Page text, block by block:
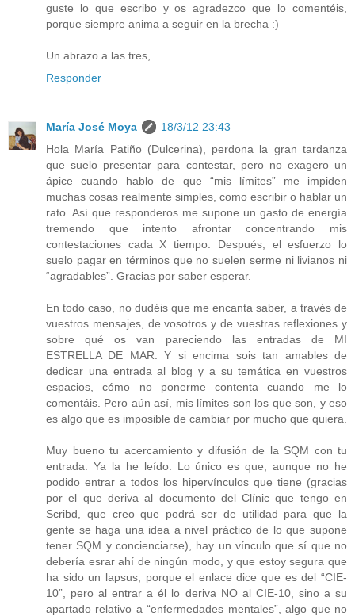
guste lo que escribo y os agradezco que lo comentéis,
porque siempre anima a seguir en la brecha :)
Un abrazo a las tres,
Responder
María José Moya
18/3/12 23:43
Hola María Patiño (Dulcerina), perdona la gran tardanza
que suelo presentar para contestar, pero no exagero un
ápice cuando hablo de que “mis límites” me impiden
muchas cosas realmente simples, como escribir o hablar un
rato. Así que responderos me supone un gasto de energía
tremendo que intento afrontar concentrando mis
contestaciones cada X tiempo. Después, el esfuerzo lo
suelo pagar en términos que no suelen serme ni livianos ni
“agradables”. Gracias por saber esperar.
En todo caso, no dudéis que me encanta saber, a través de
vuestros mensajes, de vosotros y de vuestras reflexiones y
sobre qué os van pareciendo las entradas de MI
ESTRELLA DE MAR. Y si encima sois tan amables de
dedicar una entrada al blog y a su temática en vuestros
espacios, cómo no ponerme contenta cuando me lo
comentáis. Pero aún así, mis límites son los que son, y eso
es algo que es imposible de cambiar por mucho que quiera.
Muy bueno tu acercamiento y difusión de la SQM con tu
entrada. Ya la he leído. Lo único es que, aunque no he
podido entrar a todos los hipervínculos que tiene (gracias
por el que deriva al documento del Clínic que tengo en
Scribd, que creo que podrá ser de utilidad para que la
gente se haga una idea a nivel práctico de lo que supone
tener SQM y concienciarse), hay un vínculo que sí que no
debería esrar ahí de ningún modo, y que estoy segura que
ha sido un lapsus, porque el enlace dice que es del “CIE-
10”, pero al entrar a él lo deriva NO al CIE-10, sino a su
apartado relativo a “enfermedades mentales”, algo que no